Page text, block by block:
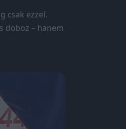
csak ezzel.
doboz – hanem